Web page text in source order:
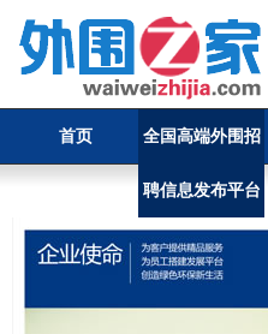
首页 全国高端外围招
聘信息发布平台